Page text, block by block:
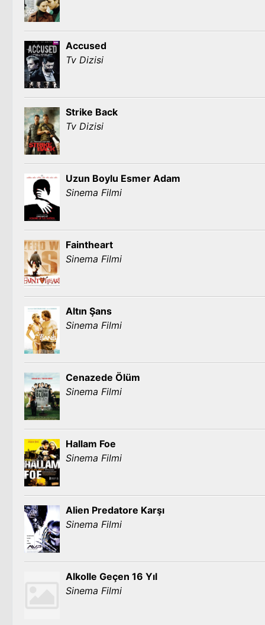
Accused
Tv Dizisi
Strike Back
Tv Dizisi
Uzun Boylu Esmer Adam
Sinema Filmi
Faintheart
Sinema Filmi
Altın Şans
Sinema Filmi
Cenazede Ölüm
Sinema Filmi
Hallam Foe
Sinema Filmi
Alien Predatore Karşı
Sinema Filmi
Alkolle Geçen 16 Yıl
Sinema Filmi